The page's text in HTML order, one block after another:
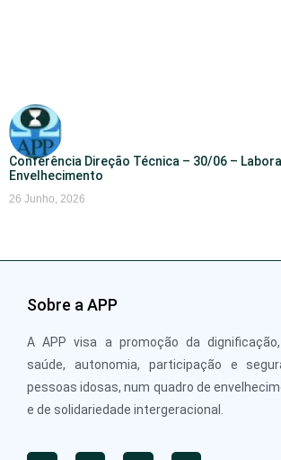
Conferência Direção Técnica – 30/06 –
Envelhecimento
26 Junho, 2026
Sobre a APP
A APP visa a promoção da
saúde, autonomia, participação e
pessoas idosas, num quadro de
e de solidariedade intergeracional.